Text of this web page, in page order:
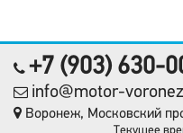
+7 (903) 630-
info@motor-
Воронеж, Московский